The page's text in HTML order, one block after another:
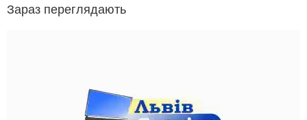
Зараз переглядають